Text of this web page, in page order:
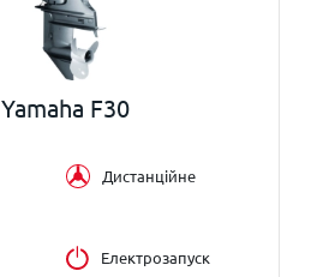
Yamaha F30
Дистанційне
Електрозапуск